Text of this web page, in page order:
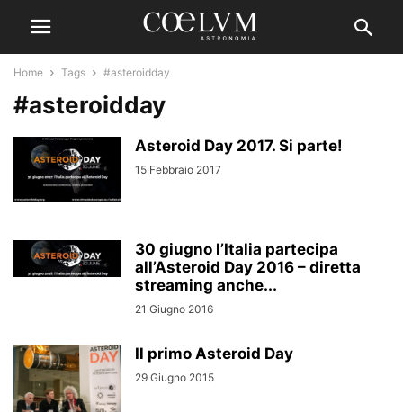
Home Tags #asteroidday
#asteroidday
Asteroid Day 2017. Si parte!
15 Febbraio 2017
30 giugno l’Italia partecipa
all’Asteroid Day 2016 – diretta
streaming anche...
21 Giugno 2016
Il primo Asteroid Day
29 Giugno 2015